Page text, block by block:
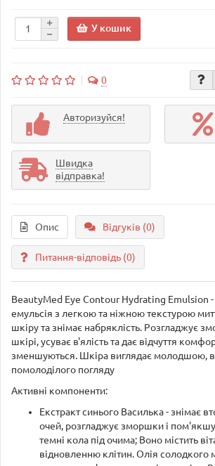
У кошик
0
Авторизуйся!
Швидка
відправка!
Опис Відгуків (0)
Питання-відповідь (0)
BeautyMed Eye Contour Hydrating Emulsion -
емульсія з легкою та ніжною текстурою
шкіру та знімає набряклість. Розгладжує
шкірі, усуває в'ялість та дає відчуття
зменшуються. Шкіра виглядає молодшою,
помолоділого погляду
Активні компоненти:
Екстракт синього Василька - знімає
очей, розгладжує зморшки і
темні кола під очима; Воно містить
відновленню клітин. Олія